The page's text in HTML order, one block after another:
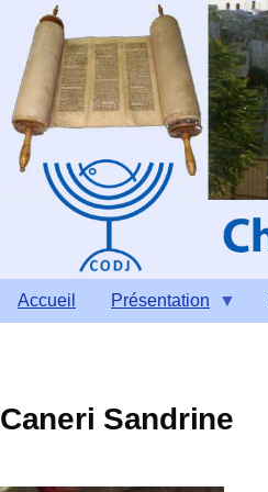
Aller au contenu principal
Accueil Présentation
Caneri Sandrine